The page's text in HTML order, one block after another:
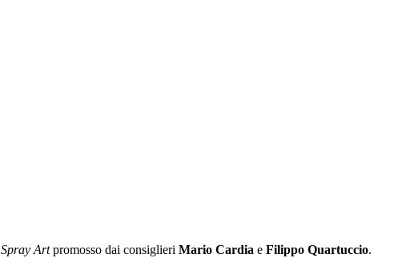
Spray Artpromosso dai consiglieri Mario Cardia e Filippo Quartuccio.